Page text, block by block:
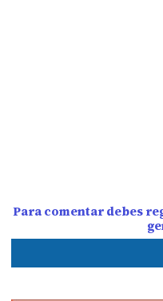
Para comentar debes